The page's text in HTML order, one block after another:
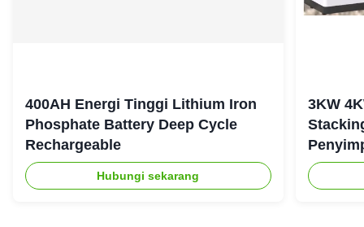
400AH Energi Tinggi Lithium Iron
Phosphate Battery Deep Cycle
Rechargeable
Hubungi sekarang
3KW
Tangga